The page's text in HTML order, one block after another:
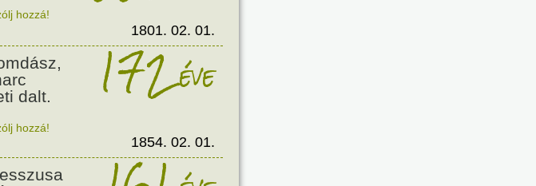
hozzá!
1801. 02. 01.
dalt.
172éve
hozzá!
1854. 02. 01.